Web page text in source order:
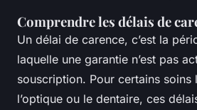
Comprendre les délais de
Un délai de carence, c’est la
laquelle une garantie n’est pas
souscription. Pour certains soins
l’optique ou le dentaire, ces